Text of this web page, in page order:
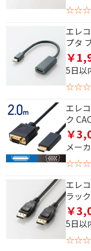
エレ
プタ
￥
5日以
エレ
ク
￥
メー
エレ
ラッ
￥
5日以
フリーワ
除外する
除外する に
を除外して
価格で絞